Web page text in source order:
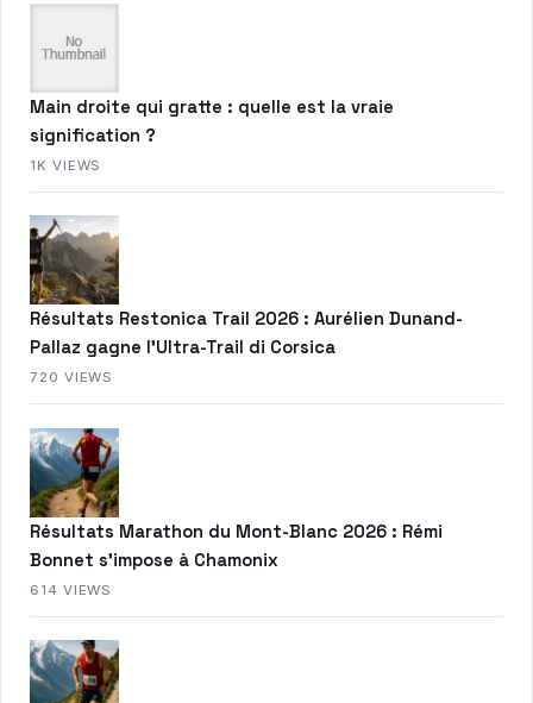
Main droite qui gratte : quelle est la vraie
signification ?
1K VIEWS
Résultats Restonica Trail 2026 : Aurélien Dunand-
Pallaz gagne l’Ultra-Trail di Corsica
720 VIEWS
Résultats Marathon du Mont-Blanc 2026 : Rémi
Bonnet s’impose à Chamonix
614 VIEWS